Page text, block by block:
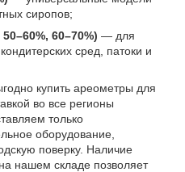
сиропов;
60–70%) — для
сред, патоки и
купить ареометры для
во все регионы
только
оборудование,
поверку. Наличие
нашем складе позволяет